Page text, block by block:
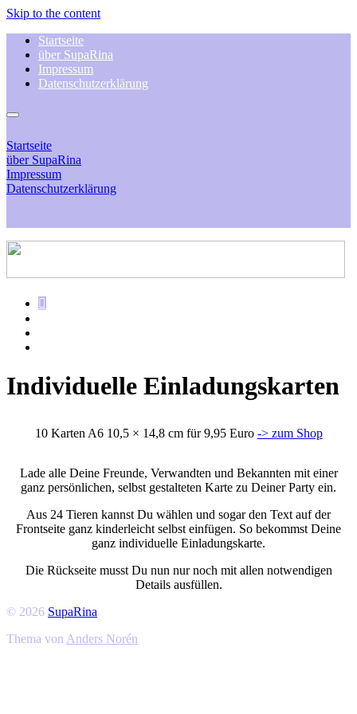
Skip to the content
Startseite
über SupaRina
Impressum
Datenschutz­erklärung
Startseite
über SupaRina
Impressum
Datenschutz­erklärung
Amazon-
Shop
Individuelle Einladungskarten
10 Karten A6 10,5 × 14,8 cm für 9,95 Euro -> zum Shop
Lade alle Deine Freunde, Verwandten und Bekannten mit einer
ganz persönlichen, selbst gestalteten Karte zu Deiner Party ein.
Aus 24 Tieren kannst Du wählen und sogar den Text auf der
Frontseite ganz kinderleicht selbst einfügen. So bekommst Deine
ganz individuelle Einladungskarte.
Die Rückseite musst Du nun nur noch mit allen notwendigen
Details ausfüllen.
© 2026 SupaRina
Thema vonAnders Norén